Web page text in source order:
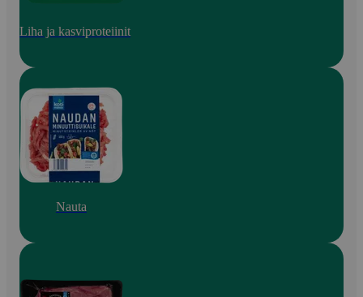
Liha ja kasviproteiinit
Nauta